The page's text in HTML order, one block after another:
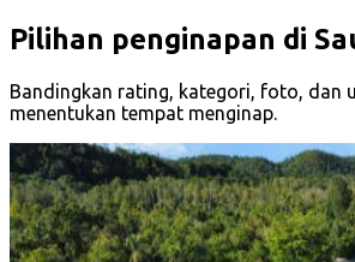
Pilihan penginapan di
Bandingkan rating, kategori, foto, dan
menentukan tempat menginap.